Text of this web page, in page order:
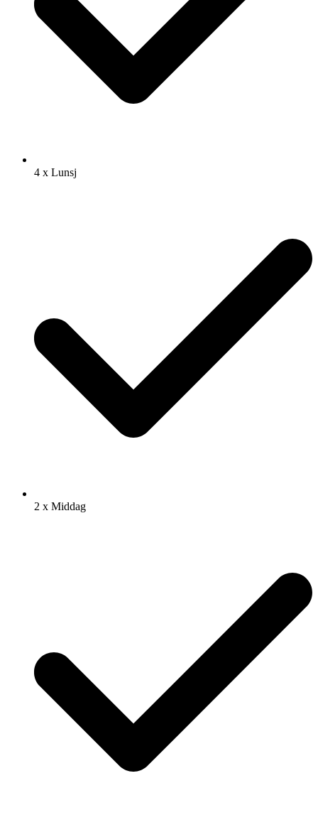
4 x Lunsj
2 x Middag